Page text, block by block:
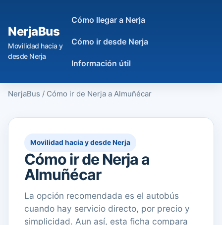
NerjaBus
Movilidad hacia y
desde Nerja
Cómo llegar a Nerja
Cómo ir desde Nerja
Información útil
NerjaBus / Cómo ir de Nerja a Almuñécar
Movilidad hacia y desde Nerja
Cómo ir de Nerja a
Almuñécar
La opción recomendada es el autobús
cuando hay servicio directo, por precio y
simplicidad. Aun así, esta ficha compara